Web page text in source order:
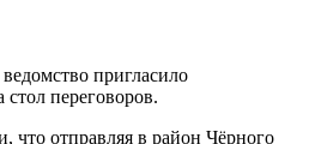
пригласило
переговоров.
что отправляя в район Чёрного